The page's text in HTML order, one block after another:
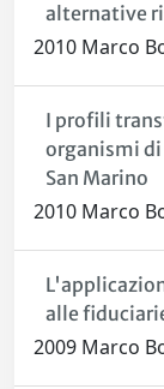
alternative
2010 Marco
I profili
organismi
San Marino
2010 Marco
alle
2009 Marco